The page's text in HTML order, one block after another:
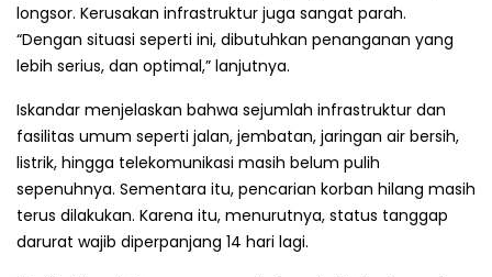
longsor. Kerusakan infrastruktur juga sangat parah.
“Dengan situasi seperti ini, dibutuhkan penanganan yang
lebih serius, dan optimal,” lanjutnya.
Iskandar menjelaskan bahwa sejumlah infrastruktur dan
fasilitas umum seperti jalan, jembatan, jaringan air bersih,
listrik, hingga telekomunikasi masih belum pulih
sepenuhnya. Sementara itu, pencarian korban hilang masih
terus dilakukan. Karena itu, menurutnya, status tanggap
darurat wajib diperpanjang 14 hari lagi.